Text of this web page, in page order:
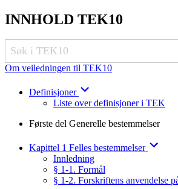
INNHOLD TEK10
Om veiledningen til TEK10
Definisjoner
Liste over definisjoner i TEK
Første del Generelle bestemmelser
Kapittel 1 Felles bestemmelser
Innledning
§ 1-1. Formål
§ 1-2. Forskriftens anvendelse